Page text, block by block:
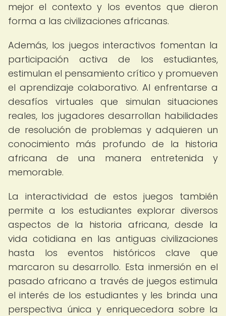
mejor el contexto y los eventos que dieron
forma a las civilizaciones africanas.
Además, los juegos interactivos fomentan la
participación activa de los estudiantes,
estimulan el pensamiento crítico y promueven
el aprendizaje colaborativo. Al enfrentarse a
desafíos virtuales que simulan situaciones
reales, los jugadores desarrollan habilidades
de resolución de problemas y adquieren un
conocimiento más profundo de la historia
africana de una manera entretenida y
memorable.
La interactividad de estos juegos también
permite a los estudiantes explorar diversos
aspectos de la historia africana, desde la
vida cotidiana en las antiguas civilizaciones
hasta los eventos históricos clave que
marcaron su desarrollo. Esta inmersión en el
pasado africano a través de juegos estimula
el interés de los estudiantes y les brinda una
perspectiva única y enriquecedora sobre la